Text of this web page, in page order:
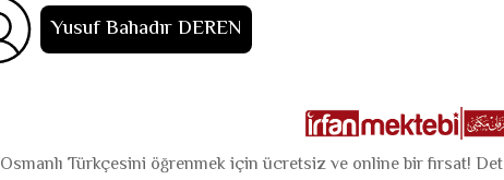
Yusuf Bahadır DEREN
Osmanlı Türkçesini öğrenmek için ücretsiz ve online bir fırsat!